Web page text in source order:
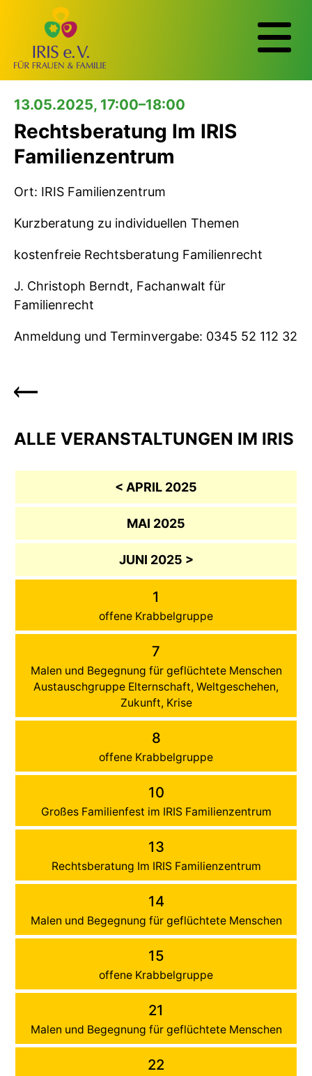
13.05.2025, 17:00–18:00
Rechtsberatung Im IRIS
Familienzentrum
Ort: IRIS Familienzentrum
Kurzberatung zu individuellen Themen
kostenfreie Rechtsberatung Familienrecht
J. Christoph Berndt, Fachanwalt für
Familienrecht
Anmeldung und Terminvergabe: 0345 52 112 32
ALLE VERANSTALTUNGEN IM IRIS
< APRIL 2025
MAI 2025
JUNI 2025 >
1
offene Krabbelgruppe
7
Malen und Begegnung für geflüchtete Menschen
Austauschgruppe Elternschaft, Weltgeschehen,
Zukunft, Krise
8
offene Krabbelgruppe
10
Großes Familienfest im IRIS Familienzentrum
13
Rechtsberatung Im IRIS Familienzentrum
14
Malen und Begegnung für geflüchtete Menschen
15
offene Krabbelgruppe
21
Malen und Begegnung für geflüchtete Menschen
22